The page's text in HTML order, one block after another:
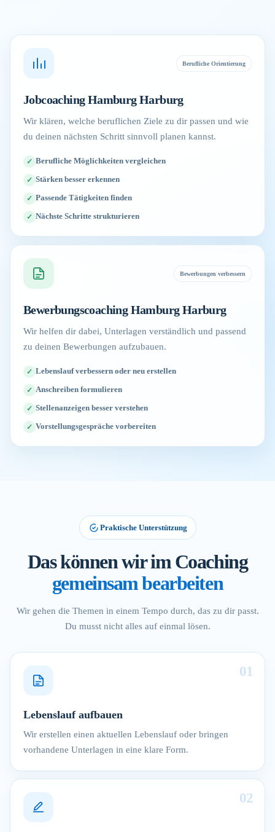
Berufliche Orientierung
Jobcoaching Hamburg Harburg
Wir klären, welche beruflichen Ziele zu dir passen und wie
du deinen nächsten Schritt sinnvoll planen kannst.
Berufliche Möglichkeiten vergleichen
Stärken besser erkennen
Passende Tätigkeiten finden
Nächste Schritte strukturieren
Bewerbungen verbessern
Bewerbungscoaching Hamburg Harburg
Wir helfen dir dabei, Unterlagen verständlich und passend
zu deinen Bewerbungen aufzubauen.
Lebenslauf verbessern oder neu erstellen
Anschreiben formulieren
Stellenanzeigen besser verstehen
Vorstellungsgespräche vorbereiten
Praktische Unterstützung
Das können wir im Coaching
gemeinsam bearbeiten
Wir gehen die Themen in einem Tempo durch, das zu dir passt.
Du musst nicht alles auf einmal lösen.
01
Lebenslauf aufbauen
Wir erstellen einen aktuellen Lebenslauf oder bringen
vorhandene Unterlagen in eine klare Form.
02